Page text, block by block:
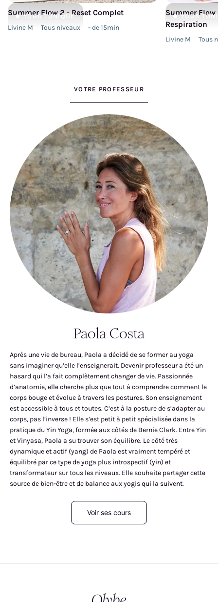
YOGA TONIQUE
Summer Flow 2 - Reset Complet
Livine M Tous niveaux - de 15min
YOGA
Summer
Respiration
Livine M Tous
VOTRE PROFESSEUR
Paola Costa
Après une vie de bureau, Paola a décidé de se former au yoga
sans imaginer qu’elle l’enseignerait. Devenir professeur a été un
hasard qui l’a fait complètement changer de vie. Passionnée
d’anatomie, elle cherche plus que tout à comprendre comment le
corps bouge et évolue à travers les postures. Son enseignement
est accessible à tous et toutes. C’est à la posture de s’adapter au
corps, pas l’inverse ! Elle s’est petit à petit spécialisée dans la
pratique du Yin Yoga, formée aux côtés de Bernie Clark. Entre Yin
et Vinyasa, Paola a su trouver son équilibre. Le côté très
dynamique et actif (yang) de Paola est vraiment tempéré et
équilibré par ce type de yoga plus introspectif (yin) et
transformateur sur tous les niveaux. Elle souhaite partager cette
source de bien-être et de balance aux yogis qui la suivent.
Voir ses cours